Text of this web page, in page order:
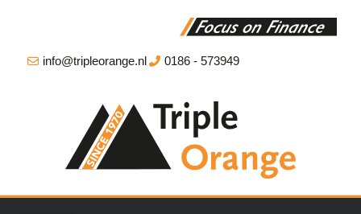
info@tripleorange.nl 0186 - 573949